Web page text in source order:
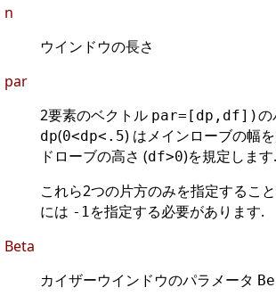
n
ウインドウの長さ
par
2要素のベクトル par=[dp,df])の
dp(0<dp<.5) はメインローブの幅
ドローブの高さ (df>0)を規定します.
これら2つの片方のみを指定するこ
には -1を指定する必要があります.
Beta
カイザーウインドウのパラメータ